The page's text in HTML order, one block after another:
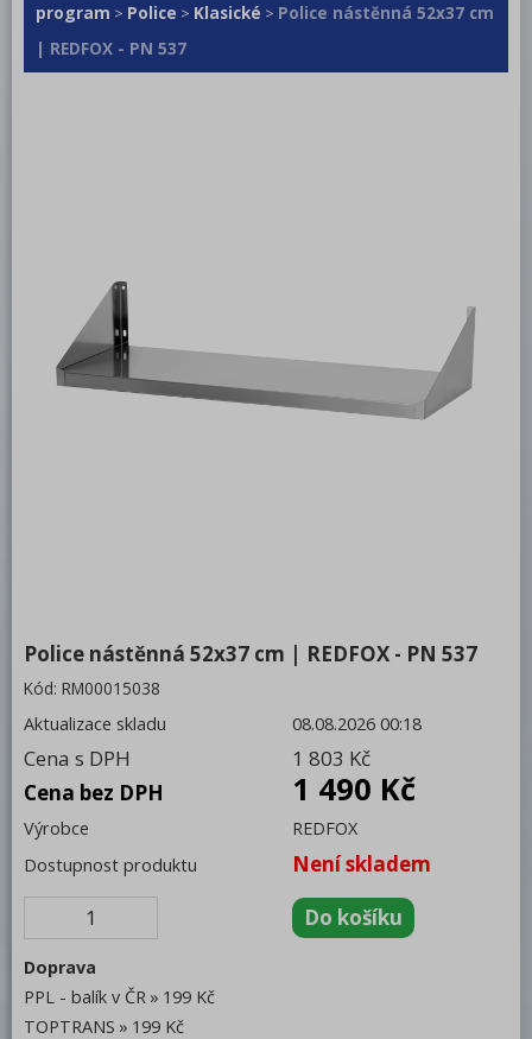
Roboty, příprava masa a zeleniny
Pizza program
Salamandry
Regálový systém
Drop In - Monoblok
Bufety, drop-in, vitríny, výdejní vany a
REDFOX 900
Volně stojící moduly
Nerezový program
Police
Pod mikrovlnnou troubu
Klasické
Výlevky
program > Police > Klasické > Police nástěnná 52x37 cm
| REDFOX - PN 537
Police nástěnná 52x37 cm | REDFOX - PN 537
Kód: RM00015038
Aktualizace skladu
08.08.2026 00:18
Cena s DPH
1 803 Kč
Cena bez DPH
1 490 Kč
Výrobce
REDFOX
Dostupnost produktu
Není skladem
Doprava
PPL - balík v ČR
199 Kč
TOPTRANS
199 Kč